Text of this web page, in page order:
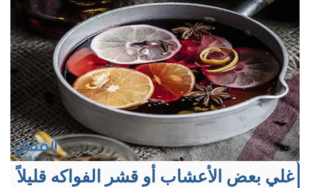
غلي بعض الأعشاب أو قشر الفواكه قليلاً